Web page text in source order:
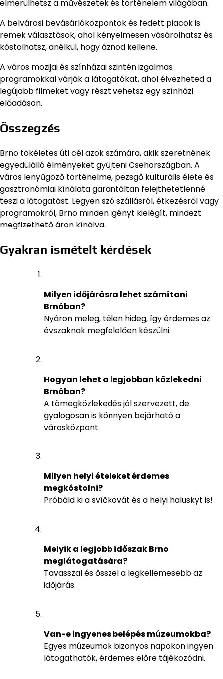
elmerülhetsz a művészetek és történelem világában.
A belvárosi bevásárlóközpontok és fedett piacok is
remek választások, ahol kényelmesen vásárolhatsz és
kóstolhatsz, anélkül, hogy áznod kellene.
A város mozijai és színházai szintén izgalmas
programokkal várják a látogatókat, ahol élvezheted a
legújabb filmeket vagy részt vehetsz egy színházi
előadáson.
Összegzés
Brno tökéletes úti cél azok számára, akik szeretnének
egyedülálló élményeket gyűjteni Csehországban. A
város lenyűgöző történelme, pezsgő kulturális élete és
gasztronómiai kínálata garantáltan felejthetetlenné
teszi a látogatást. Legyen szó szállásról, étkezésről vagy
programokról, Brno minden igényt kielégít, mindezt
megfizethető áron kínálva.
Gyakran ismételt kérdések
Milyen időjárásra lehet számítani
Brnóban?
Nyáron meleg, télen hideg, így érdemes az
évszaknak megfelelően készülni.
Hogyan lehet a legjobban közlekedni
Brnóban?
A tömegközlekedés jól szervezett, de
gyalogosan is könnyen bejárható a
városközpont.
Milyen helyi ételeket érdemes
megkóstolni?
Próbáld ki a svíčkovát és a helyi haluskyt is!
Melyik a legjobb időszak Brno
meglátogatására?
Tavasszal és ősszel a legkellemesebb az
időjárás.
Van-e ingyenes belépés múzeumokba?
Egyes múzeumok bizonyos napokon ingyen
látogathatók, érdemes előre tájékozódni.